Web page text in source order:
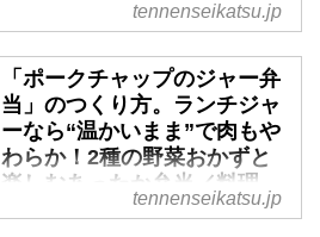
tennenseikatsu.jp
「ポークチャップのジャー弁
当」のつくり方。ランチジャ
ーなら“温かいまま”で肉もや
わらか！2種の野菜おかずと
楽しむあったか弁当／料理
家・瀬戸口しおりさん - 天然
tennenseikatsu.jp